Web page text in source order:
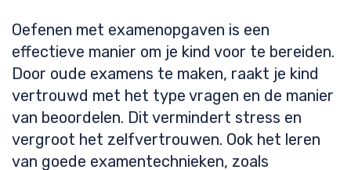
Oefenen met examenopgaven is een
effectieve manier om je kind voor te bereiden.
Door oude examens te maken, raakt je kind
vertrouwd met het type vragen en de manier
van beoordelen. Dit vermindert stress en
vergroot het zelfvertrouwen. Ook het leren
van goede examentechnieken, zoals